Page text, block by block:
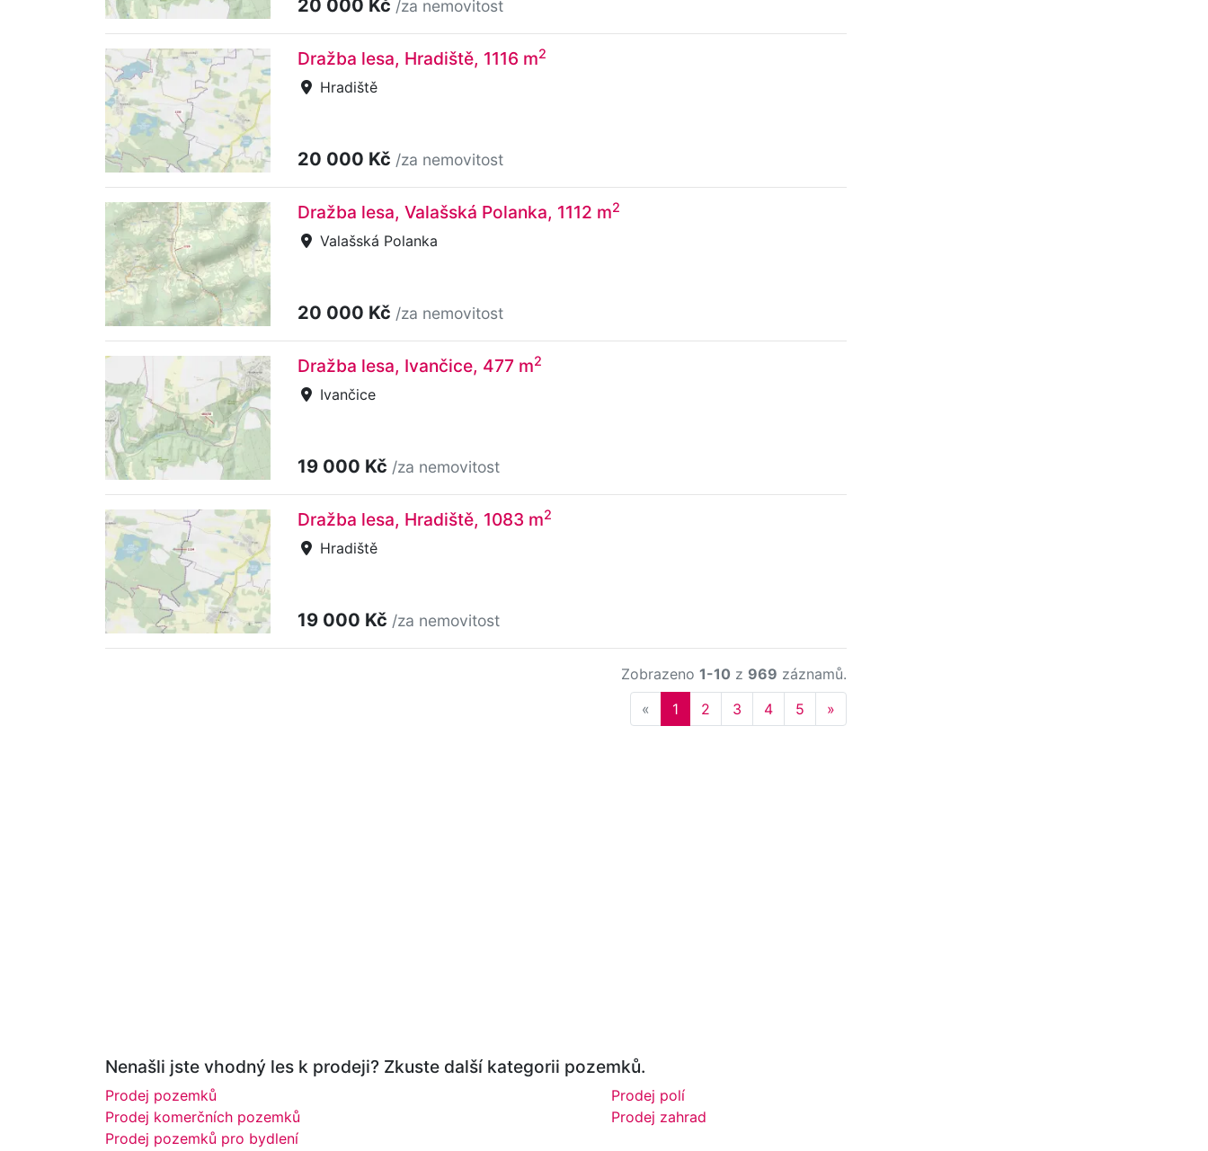
20 000 Kč /za nemovitost
Dražba lesa, Hradiště, 1116 m2
Hradiště
20 000 Kč /za nemovitost
Dražba lesa, Valašská Polanka, 1112 m2
Valašská Polanka
20 000 Kč /za nemovitost
Dražba lesa, Ivančice, 477 m2
Ivančice
19 000 Kč /za nemovitost
Dražba lesa, Hradiště, 1083 m2
Hradiště
19 000 Kč /za nemovitost
Zobrazeno 1-10 z 969 záznamů.
« Previous
1 2 3 4 5 »
Nenašli jste vhodný les k prodeji? Zkuste další kategorii pozemků.
Prodej pozemků
Prodej komerčních pozemků
Prodej pozemků pro bydlení
Prodej polí
Prodej zahrad